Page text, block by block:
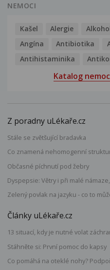
NEMOCI
Kašel Alergie
Angína
Antibiotika
Antihistaminika
Katalog
Z poradny uLékaře.cz
Stále se zvětšující bradavka
Co znamená nehomogenní
Občasné píchnutí pod žebry
Dyspepsie: Větry i při malé
Zelený povlak na jazyku - co to
Články uLékaře.cz
13 situací, kdy je nutné volat
Stáhněte si: První pomoc do kapsy
Co pomáhá na oteklé nohy?